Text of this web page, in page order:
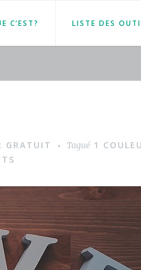
C’EST? LISTE DES
GRATUIT Tagué 1